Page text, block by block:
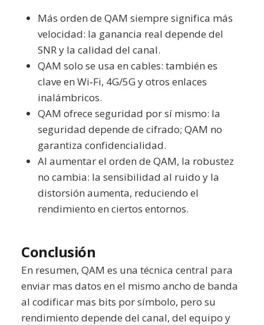
Más orden de QAM siempre significa más
velocidad: la ganancia real depende del
SNR y la calidad del canal.
QAM solo se usa en cables: también es
clave en Wi‑Fi, 4G/5G y otros enlaces
inalámbricos.
QAM ofrece seguridad por sí mismo: la
seguridad depende de cifrado; QAM no
garantiza confidencialidad.
Al aumentar el orden de QAM, la robustez
no cambia: la sensibilidad al ruido y la
distorsión aumenta, reduciendo el
rendimiento en ciertos entornos.
Conclusión
En resumen, QAM es una técnica central para
enviar mas datos en el mismo ancho de banda
al codificar mas bits por símbolo, pero su
rendimiento depende del canal, del equipo y